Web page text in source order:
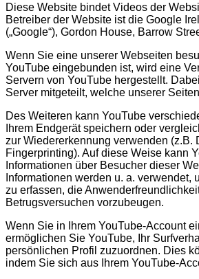
Diese Website bindet Videos der
Betreiber der Website ist die Google
(„Google“), Gordon House, Barrow
Wenn Sie eine unserer Webseiten
YouTube eingebunden ist, wird eine
Servern von YouTube hergestellt.
Server mitgeteilt, welche unserer
Des Weiteren kann YouTube
Ihrem Endgerät speichern oder
zur Wiedererkennung verwenden (z.B.
Fingerprinting). Auf diese Weise kann
Informationen über Besucher dieser
Informationen werden u. a. verwendet,
zu erfassen, die
Betrugsversuchen vorzubeugen.
Wenn Sie in Ihrem YouTube-Account
ermöglichen Sie YouTube, Ihr
persönlichen Profil zuzuordnen. Dies
indem Sie sich aus Ihrem YouTube-